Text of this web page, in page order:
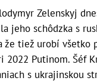
Zelenskyj
jeho schôdzka s
že tiež urobí
Putinom. Šéf
s ukrajinskou